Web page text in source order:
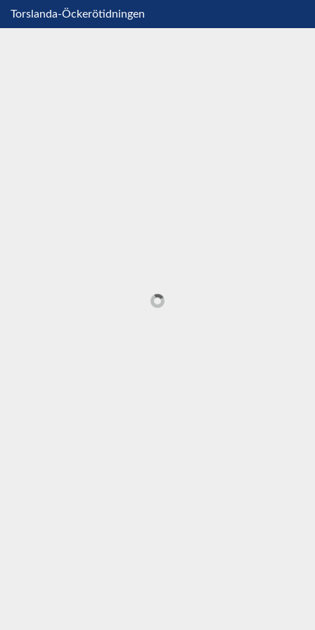
Torslanda-Öckerötidningen